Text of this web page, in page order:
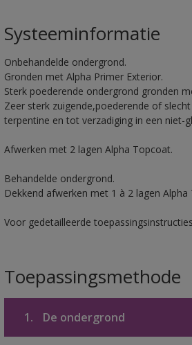
Systeeminformatie
Onbehandelde ondergrond.
Gronden met Alpha Primer Exterior.
Sterk poederende ondergrond gronden
Zeer sterk zuigende,poederende of
terpentine en tot verzadiging in een niet-
Afwerken met 2 lagen Alpha Topcoat.
Behandelde ondergrond.
Dekkend afwerken met 1 à 2 lagen Alpha
Voor gedetailleerde
Toepassingsmethode
1. De ondergrond